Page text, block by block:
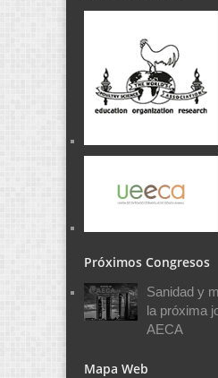
Próximos Congresos
Sanidad y
la próxima
AECA
Mapa Web